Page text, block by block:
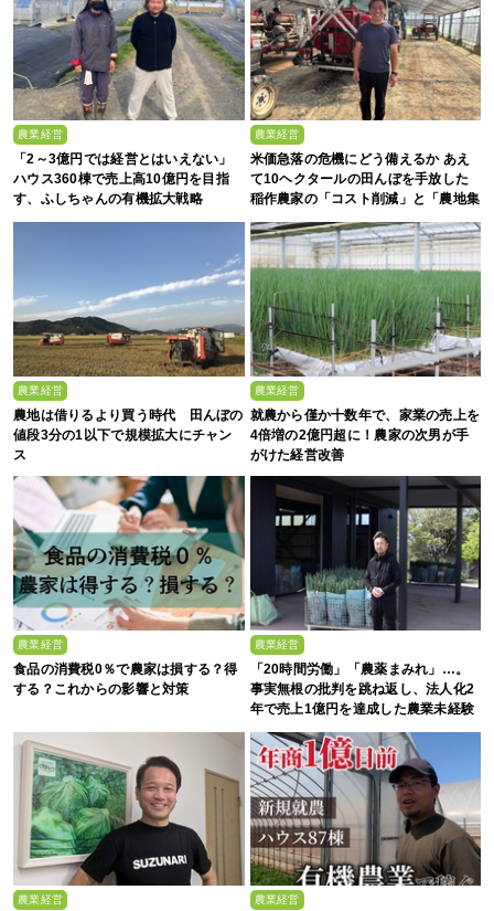
農業経営
「2～3億円では経営とはいえない」
ハウス360棟で売上高10億円を目指
す、ふしちゃんの有機拡大戦略
農業経営
米価急落の危機にどう備えるか あえ
て10ヘクタールの田んぼを手放した
稲作農家の「コスト削減」と「農地集
約」
農業経営
農地は借りるより買う時代 田んぼの
値段3分の1以下で規模拡大にチャン
ス
農業経営
就農から僅か十数年で、家業の売上を
4倍増の2億円超に！農家の次男が手
がけた経営改善
農業経営
食品の消費税0％で農家は損する？得
する？これからの影響と対策
農業経営
「20時間労働」「農薬まみれ」…。
事実無根の批判を跳ね返し、法人化2
年で売上1億円を達成した農業未経験
農業経営 農業経営